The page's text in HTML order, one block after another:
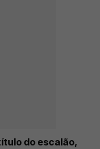
do escalão,